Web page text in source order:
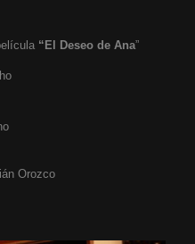
“El Deseo de Ana”
Orozco